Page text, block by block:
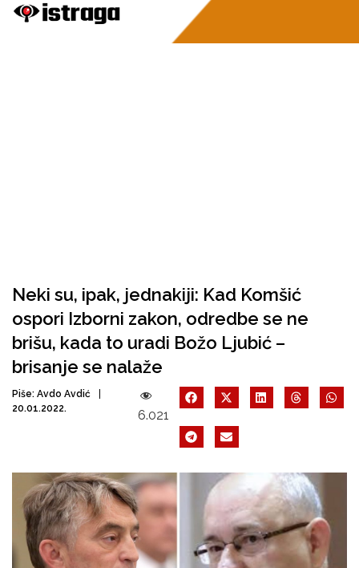
Neki su, ipak, jednakiji: Kad Komšić
ospori Izborni zakon, odredbe se ne
brišu, kada to uradi Božo Ljubić –
brisanje se nalaže
Piše: Avdo Avdić
20.01.2022.
6.021